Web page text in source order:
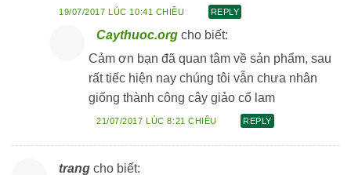
19/07/2017 LÚC 10:41 CHIỀU REPLY
Caythuoc.org cho biết:
Cảm ơn bạn đã quan tâm về sản phẩm, sau
rất tiếc hiện nay chúng tôi vẫn chưa nhân
giống thành công cây giảo cổ lam
21/07/2017 LÚC 8:21 CHIỀU REPLY
trang cho biết: